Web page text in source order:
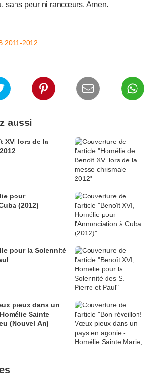
sans peur ni rancœurs. Amen.
2011-2012
aussi
XVI lors de la
pour
(2012)
pour la Solennité
pieux dans un
Sainte
(Nouvel An)